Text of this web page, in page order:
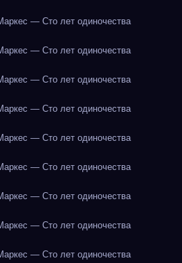
— Сто лет одиночества
— Сто лет одиночества
— Сто лет одиночества
— Сто лет одиночества
— Сто лет одиночества
— Сто лет одиночества
— Сто лет одиночества
— Сто лет одиночества
— Сто лет одиночества